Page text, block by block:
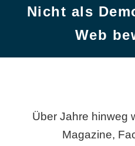
Nicht als
Web
Über Jahre hinweg
Magazine,